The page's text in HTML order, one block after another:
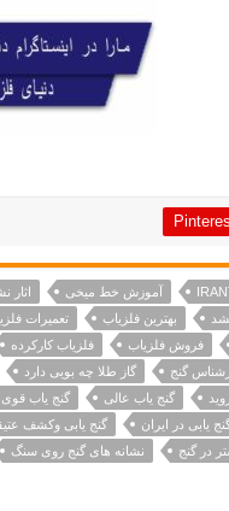
آموزش خط میخی اثار
بهترین فلزیاب تعمیرات
فروش فلزیاب فلزیاب کارکرده
گنج گاز طلا چه بویی دارد
گنج یاب عالی گنج یاب قوی
یابی در ایران گنج یابی وکشف
در گنج نشانه های گنج روی سنگ